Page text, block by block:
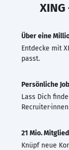
Über eine
Entdecke mit
passt.
Persönliche
Lass Dich
21 Mio.
Knüpf neue